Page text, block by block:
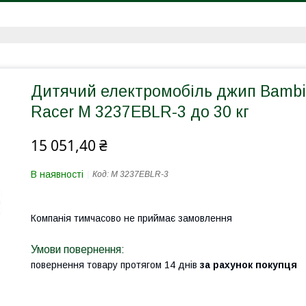
Дитячий електромобіль джип Bambi
Racer M 3237EBLR-3 до 30 кг
15 051,40 ₴
В наявності Код: M 3237EBLR-3
Компанія тимчасово не приймає замовлення
повернення товару протягом 14 днів за рахунок покупця